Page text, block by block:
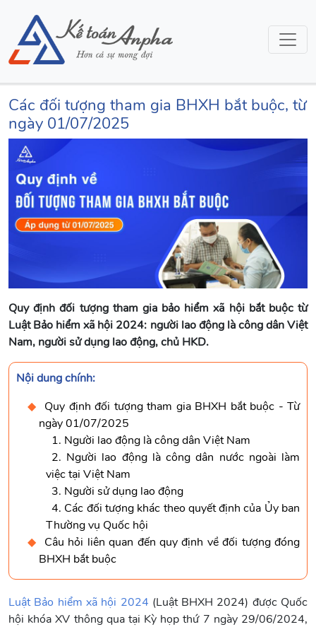
Các đối tượng tham gia BHXH bắt buộc, từ
ngày 01/07/2025
Quy định đối tượng tham gia bảo hiểm xã hội bắt buộc từ
Luật Bảo hiểm xã hội 2024: người lao động là công dân Việt
Nam, người sử dụng lao động, chủ HKD.
Nội dung chính:
Quy định đối tượng tham gia BHXH bắt buộc - Từ
ngày 01/07/2025
1. Người lao động là công dân Việt Nam
2. Người lao động là công dân nước ngoài làm
việc tại Việt Nam
3. Người sử dụng lao động
4. Các đối tượng khác theo quyết định của Ủy ban
Thường vụ Quốc hội
Câu hỏi liên quan đến quy định về đối tượng đóng
BHXH bắt buộc
Luật Bảo hiểm xã hội 2024 (Luật BHXH 2024) được Quốc
hội khóa XV thông qua tại Kỳ họp thứ 7 ngày 29/06/2024,